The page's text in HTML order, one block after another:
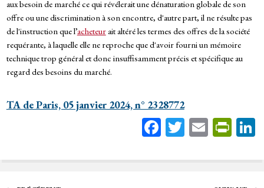
aux besoin de marché ce qui révélerait une dénaturation globale de son
offre ou une discrimination à son encontre, d'autre part, il ne résulte pas
de l'instruction que l’acheteurait altéré les termes des offres de la société
requérante, à laquelle elle ne reproche que d'avoir fourni un mémoire
technique trop général et donc insuffisamment précis et spécifique au
regard des besoins du marché.
TA de Paris, 05 janvier 2024, n° 2328772
Fa
bo
T
tt
E
ail
Pr
tF